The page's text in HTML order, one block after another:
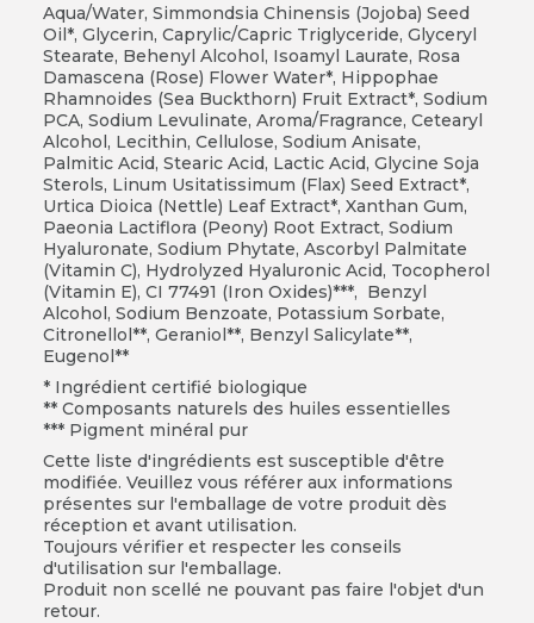
Aqua/Water, Simmondsia Chinensis (Jojoba) Seed
Oil*, Glycerin, Caprylic/Capric Triglyceride, Glyceryl
Stearate, Behenyl Alcohol, Isoamyl Laurate, Rosa
Damascena (Rose) Flower Water*, Hippophae
Rhamnoides (Sea Buckthorn) Fruit Extract*, Sodium
PCA, Sodium Levulinate, Aroma/Fragrance, Cetearyl
Alcohol, Lecithin, Cellulose, Sodium Anisate,
Palmitic Acid, Stearic Acid, Lactic Acid, Glycine Soja
Sterols, Linum Usitatissimum (Flax) Seed Extract*,
Urtica Dioica (Nettle) Leaf Extract*, Xanthan Gum,
Paeonia Lactiflora (Peony) Root Extract, Sodium
Hyaluronate, Sodium Phytate, Ascorbyl Palmitate
(Vitamin C), Hydrolyzed Hyaluronic Acid, Tocopherol
(Vitamin E), CI 77491 (Iron Oxides)***, Benzyl
Alcohol, Sodium Benzoate, Potassium Sorbate,
Citronellol**, Geraniol**, Benzyl Salicylate**,
Eugenol**
* Ingrédient certifié biologique
** Composants naturels des huiles essentielles
*** Pigment minéral pur
Cette liste d'ingrédients est susceptible d'être
modifiée. Veuillez vous référer aux informations
présentes sur l'emballage de votre produit dès
réception et avant utilisation.
Toujours vérifier et respecter les conseils
d'utilisation sur l'emballage.
Produit non scellé ne pouvant pas faire l'objet d'un
retour.